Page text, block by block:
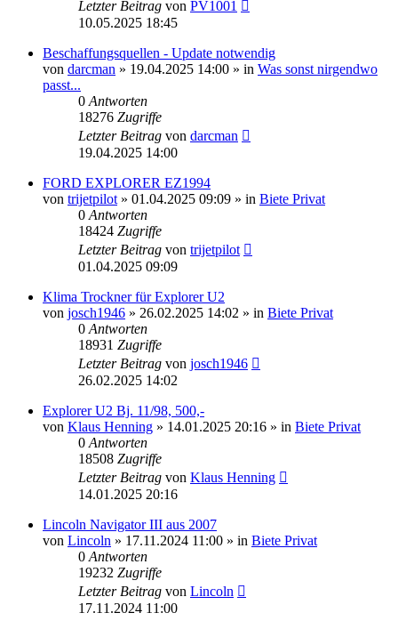
Letzter Beitrag von PV1001
10.05.2025 18:45
Beschaffungsquellen - Update notwendig
von darcman » 19.04.2025 14:00 » in Was sonst nirgendwo
passt...
0 Antworten
18276 Zugriffe
Letzter Beitrag von darcman
19.04.2025 14:00
FORD EXPLORER EZ1994
von trijetpilot » 01.04.2025 09:09 » in Biete Privat
0 Antworten
18424 Zugriffe
Letzter Beitrag von trijetpilot
01.04.2025 09:09
Klima Trockner für Explorer U2
von josch1946 » 26.02.2025 14:02 » in Biete Privat
0 Antworten
18931 Zugriffe
Letzter Beitrag von josch1946
26.02.2025 14:02
Explorer U2 Bj. 11/98, 500,-
von Klaus Henning » 14.01.2025 20:16 » in Biete Privat
0 Antworten
18508 Zugriffe
Letzter Beitrag von Klaus Henning
14.01.2025 20:16
Lincoln Navigator III aus 2007
von Lincoln » 17.11.2024 11:00 » in Biete Privat
0 Antworten
19232 Zugriffe
Letzter Beitrag von Lincoln
17.11.2024 11:00